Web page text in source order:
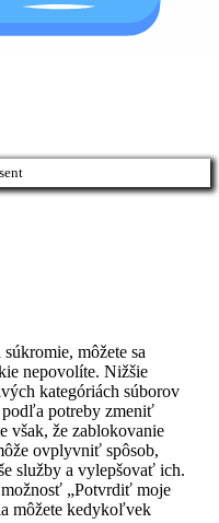
môžete sa
nepovolíte. Nižšie
kategóriách súborov
podľa potreby zmeniť
však, že zablokovanie
ovplyvniť spôsob,
služby a vylepšovať ich.
„Potvrdiť moje
môžete kedykoľvek